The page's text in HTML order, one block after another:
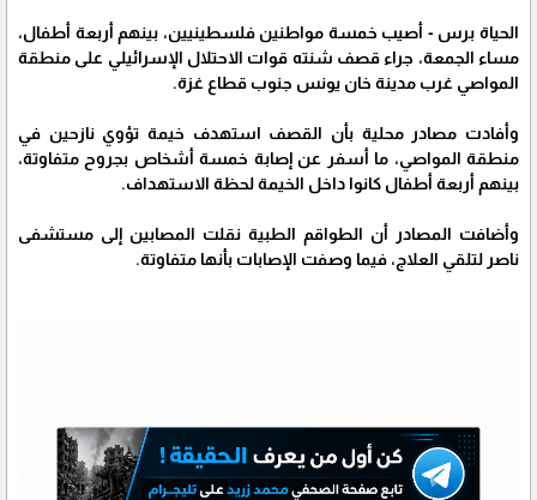
الحياة برس - أصيب خمسة مواطنين فلسطينيين، بينهم أربعة أطفال،
مساء الجمعة، جراء قصف شنته قوات الاحتلال الإسرائيلي على منطقة
المواصي غرب مدينة خان يونس جنوب قطاع غزة.
وأفادت مصادر محلية بأن القصف استهدف خيمة تؤوي نازحين في
منطقة المواصي، ما أسفر عن إصابة خمسة أشخاص بجروح متفاوتة،
بينهم أربعة أطفال كانوا داخل الخيمة لحظة الاستهداف.
وأضافت المصادر أن الطواقم الطبية نقلت المصابين إلى مستشفى
ناصر لتلقي العلاج، فيما وصفت الإصابات بأنها متفاوتة.